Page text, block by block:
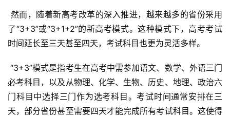
了“3+3”或“3+1+2”的新高考模式。这种模式下，高考考试
时间延长至三天甚至四天，考试科目也更为灵活多样。
“3+3”模式是指考生在高考中需参加语文、数学、外语三门
必考科目，以及从物理、化学、生物、历史、地理、政治六
门科目中选择三门作为选考科目。考试时间通常安排在三
天，部分省份甚至需要四天才能完成所有考试科目。这使得